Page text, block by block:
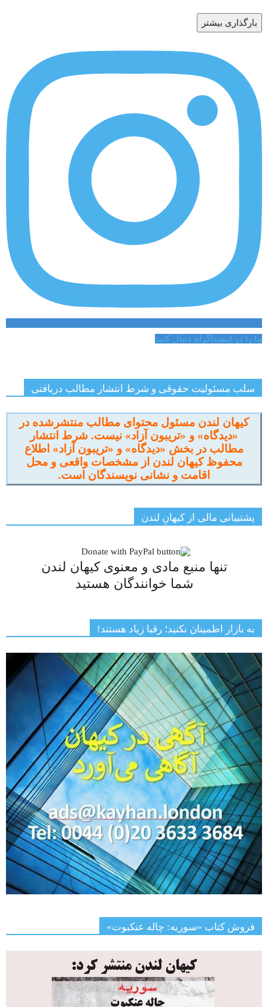
بارگذاری بیشتر
ما را در اینستاگرام دنبال کنید
سلب مسئولیت حقوقی و شرط انتشار مطالب دریافتی
کیهان لندن مسئول محتوای مطالب منتشرشده در
«دیدگاه» و «تریبون آزاد» نیست. شرط انتشار
مطالب در بخش «دیدگاه» و «تریبون آزاد» اطلاع
محفوظ کیهان لندن از مشخصات واقعی و محل
اقامت و نشانی نویسندگان است.
پشتیبانی مالی از کیهانِ لندن
تنها منبع مادی و معنوی کیهان لندن
شما خوانندگان هستید
به بازار اطمینان نکنید؛ رقبا زیاد هستند!
فروش کتاب «سوریه: چاله عنکبوت»